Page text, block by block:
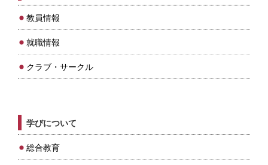
教員情報
就職情報
クラブ・サークル
学びについて
総合教育